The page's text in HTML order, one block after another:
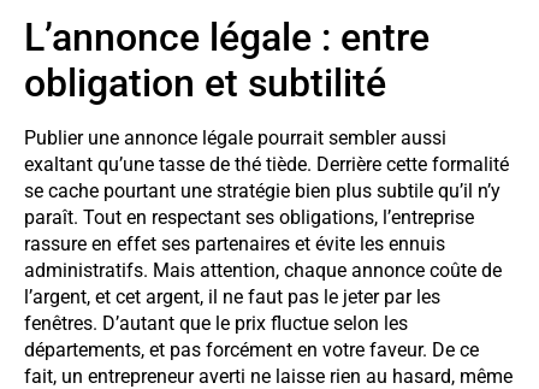
L’annonce légale : entre
obligation et subtilité
Publier une annonce légale pourrait sembler aussi
exaltant qu’une tasse de thé tiède. Derrière cette formalité
se cache pourtant une stratégie bien plus subtile qu’il n’y
paraît. Tout en respectant ses obligations, l’entreprise
rassure en effet ses partenaires et évite les ennuis
administratifs. Mais attention, chaque annonce coûte de
l’argent, et cet argent, il ne faut pas le jeter par les
fenêtres. D’autant que le prix fluctue selon les
départements, et pas forcément en votre faveur. De ce
fait, un entrepreneur averti ne laisse rien au hasard, même